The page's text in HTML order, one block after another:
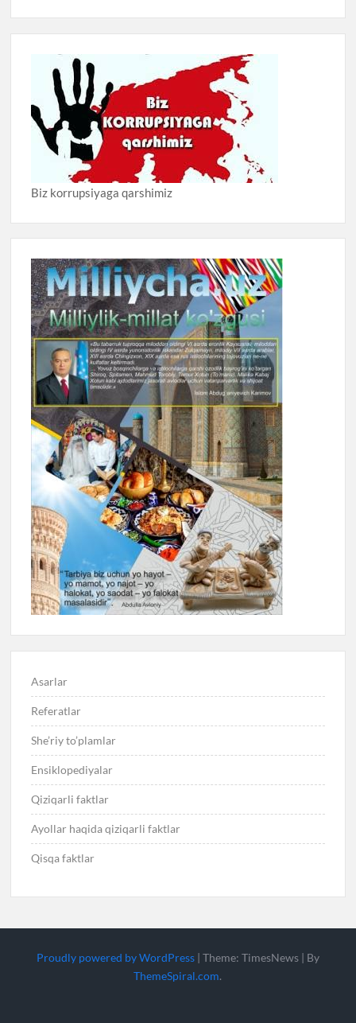
Biz korrupsiyaga qarshimiz
Asarlar
Referatlar
She’riy to’plamlar
Ensiklopediyalar
Qiziqarli faktlar
Ayollar haqida qiziqarli faktlar
Qisqa faktlar
Proudly powered by WordPress | Theme: TimesNews | By
ThemeSpiral.com.